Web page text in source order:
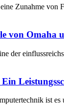
Zunahme von
von Omaha
der
ist